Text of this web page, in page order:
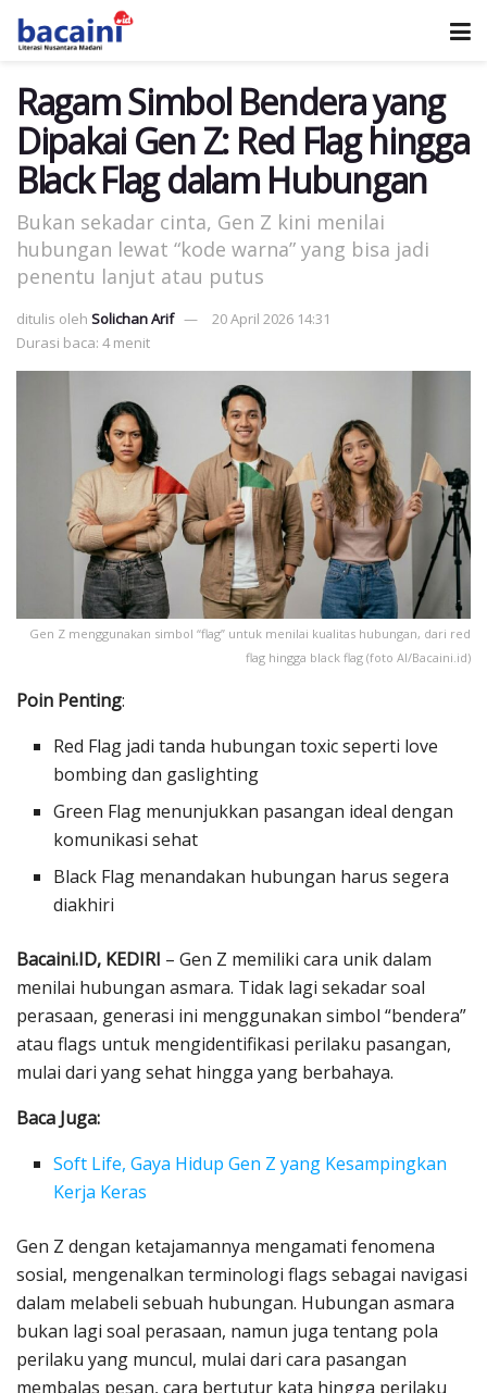
Ragam Simbol Bendera yang
Dipakai Gen Z: Red Flag hingga
Black Flag dalam Hubungan
Bukan sekadar cinta, Gen Z kini menilai
hubungan lewat “kode warna” yang bisa jadi
penentu lanjut atau putus
ditulis oleh Solichan Arif
20 April 2026 14:31
Durasi baca: 4 menit
Gen Z menggunakan simbol “flag” untuk menilai kualitas hubungan, dari red
flag hingga black flag (foto AI/Bacaini.id)
Poin Penting:
Red Flag jadi tanda hubungan toxic seperti love
bombing dan gaslighting
Green Flag menunjukkan pasangan ideal dengan
komunikasi sehat
Black Flag menandakan hubungan harus segera
diakhiri
Bacaini.ID, KEDIRI – Gen Z memiliki cara unik dalam
menilai hubungan asmara. Tidak lagi sekadar soal
perasaan, generasi ini menggunakan simbol “bendera”
atau flags untuk mengidentifikasi perilaku pasangan,
mulai dari yang sehat hingga yang berbahaya.
Baca Juga:
Soft Life, Gaya Hidup Gen Z yang Kesampingkan
Kerja Keras
Gen Z dengan ketajamannya mengamati fenomena
sosial, mengenalkan terminologi flags sebagai navigasi
dalam melabeli sebuah hubungan. Hubungan asmara
bukan lagi soal perasaan, namun juga tentang pola
perilaku yang muncul, mulai dari cara pasangan
membalas pesan, cara bertutur kata hingga perilaku